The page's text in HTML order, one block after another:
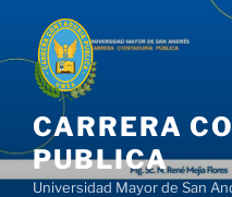
contenido
CARRERA
PUBLICA
Universidad Mayor de San